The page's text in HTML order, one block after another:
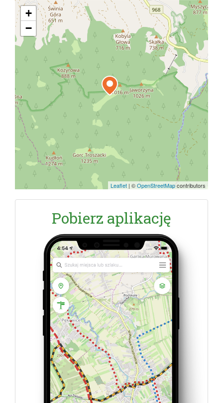
+
−
Leaflet | ©OpenStreetMapcontributors
Pobierz aplikację